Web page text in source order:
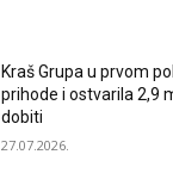
Kraš Grupa u prvom
prihode i ostvarila 2,9
dobiti
27.07.2026.